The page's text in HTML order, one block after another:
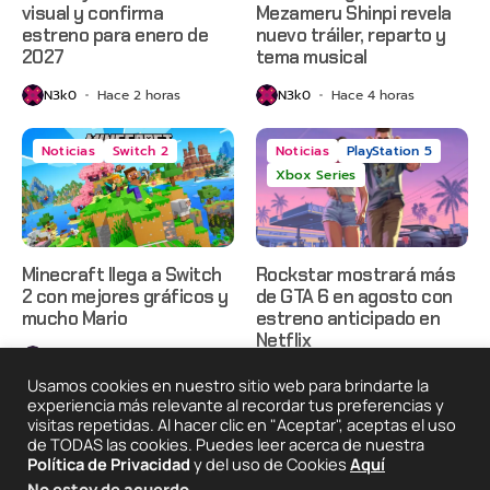
visual y confirma
estreno para enero de
2027
N3k0 Hace 2 horas
Mezameru Shinpi revela
nuevo tráiler, reparto y
tema musical
N3k0 Hace 4 horas
Noticias Switch 2
Minecraft llega a Switch
2 con mejores gráficos y
mucho Mario
Noticias
PlayStation 5
Xbox Series
Rockstar mostrará más
de GTA 6 en agosto con
estreno anticipado en
Netflix
N3k0 Hace 1 día
2025 © Degeneraciónx.com | Anime, Games & Nothing
Usamos cookies en nuestro sitio web para brindarte la
experiencia más relevante al recordar tus preferencias y
visitas repetidas. Al hacer clic en "Aceptar", aceptas el uso
de TODAS las cookies. Puedes leer acerca de nuestra
Política de Privacidad y del uso de Cookies Aquí